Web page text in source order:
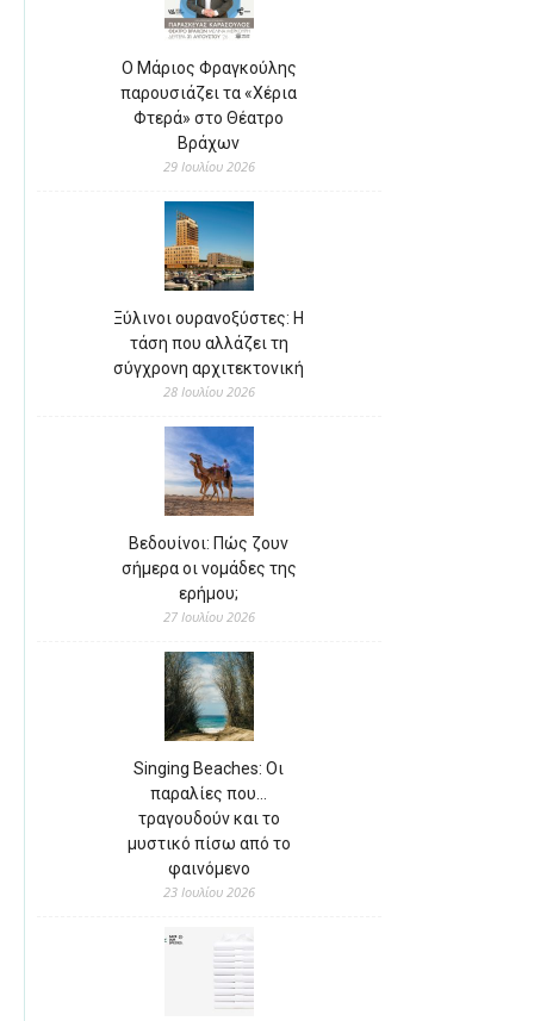
Ο Μάριος Φραγκούλης
παρουσιάζει τα «Χέρια
Φτερά» στο Θέατρο
Βράχων
29 Ιουλίου 2026
Ξύλινοι ουρανοξύστες: Η
τάση που αλλάζει τη
σύγχρονη αρχιτεκτονική
28 Ιουλίου 2026
Βεδουίνοι: Πώς ζουν
σήμερα οι νομάδες της
ερήμου;
27 Ιουλίου 2026
Singing Beaches: Οι
παραλίες που…
τραγουδούν και το
μυστικό πίσω από το
φαινόμενο
23 Ιουλίου 2026